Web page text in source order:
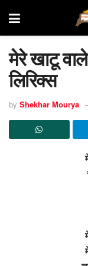
मेरे खाटू
लिरिक्स
by Shekhar Mourya